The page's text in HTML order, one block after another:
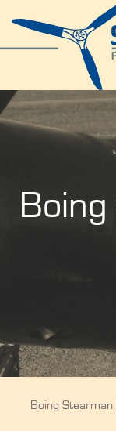
Inhalt
springen
SEIDEL-
Boing Stearman